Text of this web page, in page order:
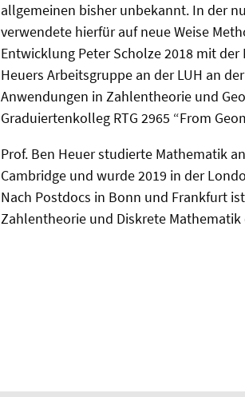
allgemeinen bisher unbekannt. In der
verwendete hierfür auf neue Weise
Entwicklung Peter Scholze 2018 mit
Heuers Arbeitsgruppe an der LUH an
Anwendungen in Zahlentheorie und
Graduiertenkolleg RTG 2965 “From
Prof. Ben Heuer studierte Mathematik
Cambridge und wurde 2019 in der
Nach Postdocs in Bonn und Frankfurt
Zahlentheorie und Diskrete Mathematik